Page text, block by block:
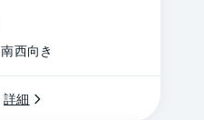
南西向き
詳細